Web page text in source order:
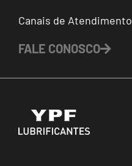
Canais de Atendimento
FALE CONOSCO